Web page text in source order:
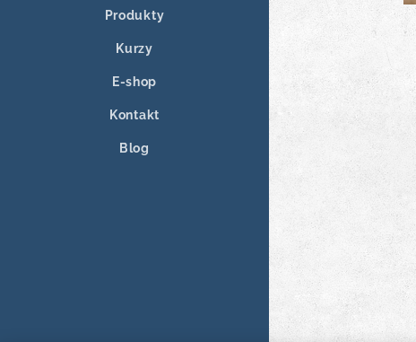
Produkty
Kurzy
E-shop
Kontakt
Blog